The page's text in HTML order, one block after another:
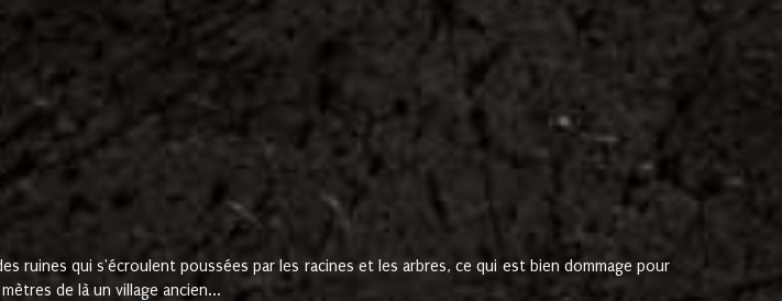
ruines qui s'écroulent poussées par les racines et les arbres, ce qui est bien dommage pour
de là un village ancien...